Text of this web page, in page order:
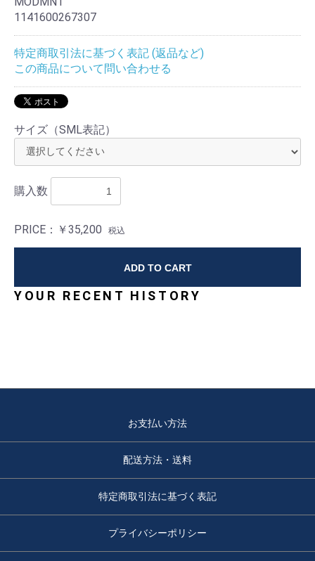
1141600267307
特定商取引法に基づく表記 (返品など)
この商品について問い合わせる
サイズ（SML表記）
購入数
PRICE： ￥35,200 税込
ADD TO CART
YOUR RECENT HISTORY
お支払い方法
配送方法・送料
特定商取引法に基づく表記
プライバシーポリシー